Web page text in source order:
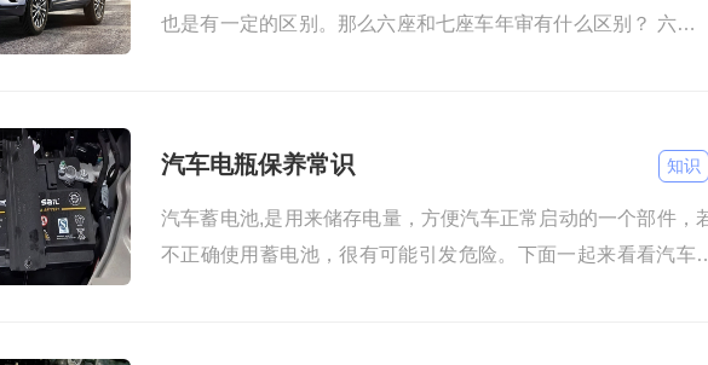
也是有一定的区别。那么六座和七座车年审有什么区别？ 六座
汽车电瓶保养常识 知识
汽车蓄电池,是用来储存电量，方便汽车正常启动的一个部件，
不正确使用蓄电池，很有可能引发危险。下面一起来看看汽车